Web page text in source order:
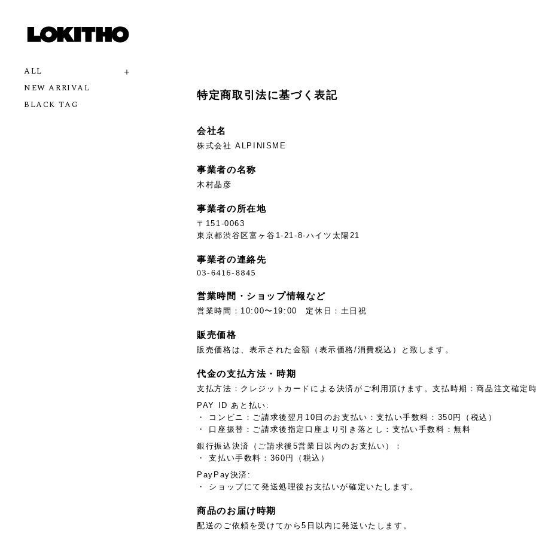
ALL
NEW ARRIVAL
BLACK TAG
特定商取引法に基づく表記
会社名
株式会社 ALPINISME
事業者の名称
木村晶彦
事業者の所在地
〒151-0063
東京都渋谷区富ヶ谷1-21-8-ハイツ太陽21
事業者の連絡先
営業時間・ショップ情報など
営業時間：10:00〜19:00 定休日：土日祝
販売価格
販売価格は、表示された金額（表示価格/消費税込）と致します。
代金の支払方法・時期
支払方法：クレジットカードによる決済がご利用頂けます。支払時期：商品注文確定
PAY ID あと払い:
・ コンビニ：ご請求後翌月10日のお支払い：支払い手数料：350円（税込）
・ 口座振替：ご請求後指定口座より引き落とし：支払い手数料：無料
銀行振込決済（ご請求後5営業日以内のお支払い）：
・ 支払い手数料：360円（税込）
PayPay決済:
・ ショップにて発送処理後お支払いが確定いたします。
商品のお届け時期
配送のご依頼を受けてから5日以内に発送いたします。